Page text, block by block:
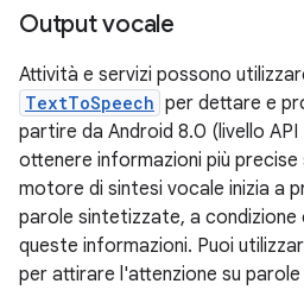
Output vocale
Attività e servizi possono
TextToSpeech per dettare e
partire da Android 8.0 (livello API
ottenere informazioni più precise
motore di sintesi vocale inizia a
parole sintetizzate, a
queste informazioni. Puoi
per attirare l'attenzione su